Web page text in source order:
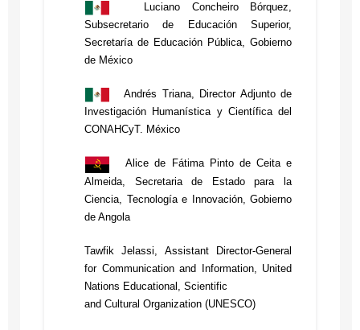
Luciano Concheiro Bórquez,
Subsecretario de Educación Superior,
Secretaría de Educación Pública, Gobierno
de México
Andrés Triana, Director Adjunto de
Investigación Humanística y Científica del
CONAHCyT. México
Alice de Fátima Pinto de Ceita e
Almeida, Secretaria de Estado para la
Ciencia, Tecnología e Innovación, Gobierno
de Angola
Tawfik Jelassi, Assistant Director-General
for Communication and Information, United
Nations Educational, Scientific
and Cultural Organization (UNESCO)